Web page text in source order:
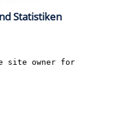
Statistiken